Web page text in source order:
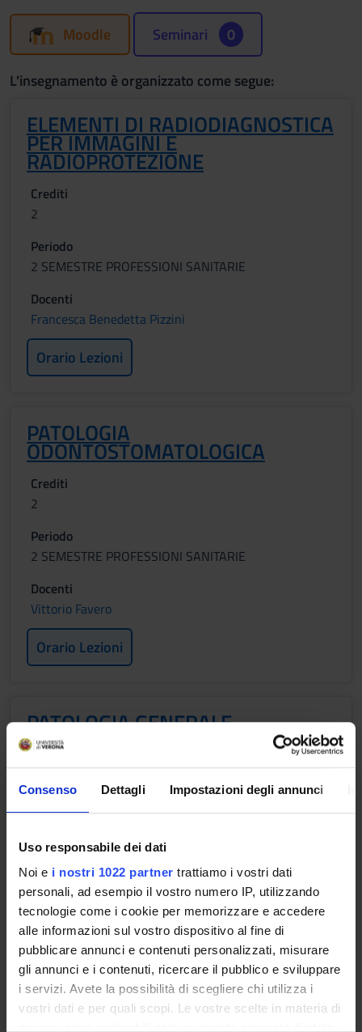
Consenso Dettagli Impostazioni degli annunci
Uso responsabile dei dati
Noi e i nostri 1022 partner trattiamo i vostri dati
personali, ad esempio il vostro numero IP, utilizzando
tecnologie come i cookie per memorizzare e accedere
alle informazioni sul vostro dispositivo al fine di
pubblicare annunci e contenuti personalizzati, misurare
gli annunci e i contenuti, ricercare il pubblico e sviluppare
i servizi. Avete la possibilità di scegliere chi utilizza i
vostri dati e per quali scopi. Le vostre scelte in materia di
Moodle Seminari 0
L'insegnamento è organizzato come segue:
ELEMENTI DI RADIODIAGNOSTICA
PER IMMAGINI E
RADIOPROTEZIONE
Crediti
2
Periodo
2 SEMESTRE PROFESSIONI SANITARIE
Docenti
Francesca Benedetta Pizzini
Orario Lezioni
PATOLOGIA
ODONTOSTOMATOLOGICA
Crediti
2
Periodo
2 SEMESTRE PROFESSIONI SANITARIE
Docenti
Vittorio Favero
Orario Lezioni
PATOLOGIA GENERALE
Crediti
2
Periodo
Docenti
Patrizia Scapini
Orario Lezioni
Obiettivi formativi
L’insegnamento si propone di educare criticamente lo
studente alla conoscenza dei principali meccanismi